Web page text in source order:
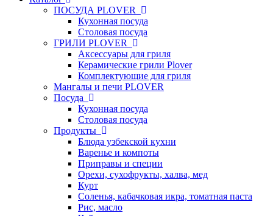
ПОСУДА PLOVER
Кухонная посуда
Столовая посуда
ГРИЛИ PLOVER
Аксессуары для гриля
Керамические грили Plover
Комплектующие для гриля
Мангалы и печи PLOVER
Посуда
Кухонная посуда
Столовая посуда
Продукты
Блюда узбекской кухни
Варенье и компоты
Приправы и специи
Орехи, сухофрукты, халва, мед
Курт
Соленья, кабачковая икра, томатная паста
Рис, масло